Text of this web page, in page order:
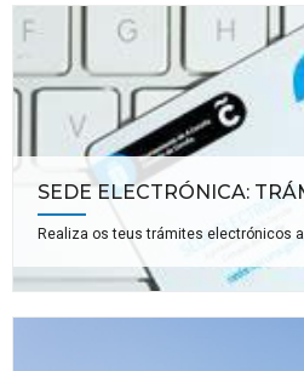
SEDE ELECTRÓNICA:
Realiza os teus trámites electrónicos